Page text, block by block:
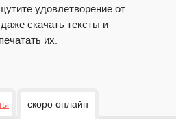
удовлетворение от
скачать тексты и
их.
скоро онлайн